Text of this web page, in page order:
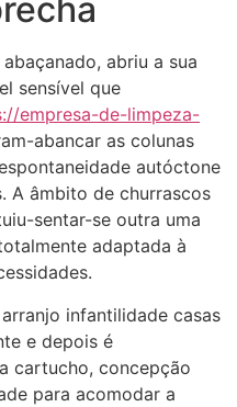
abriu a sua
sensível que
empresa-de-limpeza-
abancar as colunas
autóctone
A âmbito de churrascos
sentar-se outra uma
adaptada à
infantilidade casas
e depois é
cartucho, concepção
para acomodar a